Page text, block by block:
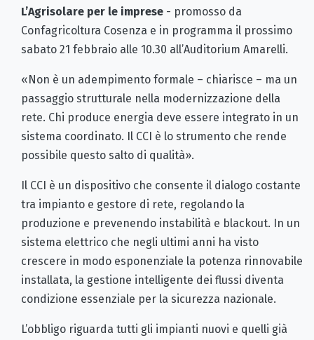
L’Agrisolare per le imprese - promosso da
Confagricoltura Cosenza e in programma il prossimo
sabato 21 febbraio alle 10.30 all’Auditorium Amarelli.
«Non è un adempimento formale – chiarisce – ma un
passaggio strutturale nella modernizzazione della
rete. Chi produce energia deve essere integrato in un
sistema coordinato. Il CCI è lo strumento che rende
possibile questo salto di qualità».
Il CCI è un dispositivo che consente il dialogo costante
tra impianto e gestore di rete, regolando la
produzione e prevenendo instabilità e blackout. In un
sistema elettrico che negli ultimi anni ha visto
crescere in modo esponenziale la potenza rinnovabile
installata, la gestione intelligente dei flussi diventa
condizione essenziale per la sicurezza nazionale.
L’obbligo riguarda tutti gli impianti nuovi e quelli già